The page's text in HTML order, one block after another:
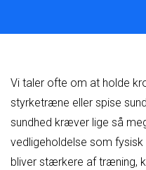
Vi taler ofte om at holde
styrketræne eller spise
sundhed kræver lige så
vedligeholdelse som
bliver stærkere af træning,